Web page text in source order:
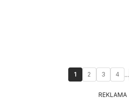
1 2 3 4 ...
REKLAMA